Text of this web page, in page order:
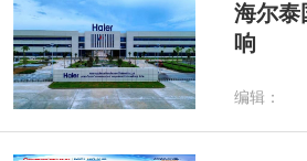
海尔泰
响
编辑：